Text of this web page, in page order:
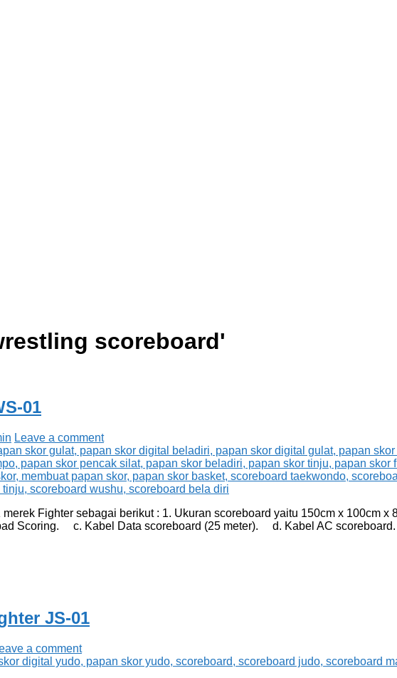
Yang Lengkap, Berkualitas Dengan Harga Yang Murah
scoreboard'
01
Leave a comment
Fighter sebagai berikut : 1. Ukuran scoreboard yaitu 150cm x 100cm x
Scoring. c. Kabel Data scoreboard (25 meter). d. Kabel AC
JS-01
a comment